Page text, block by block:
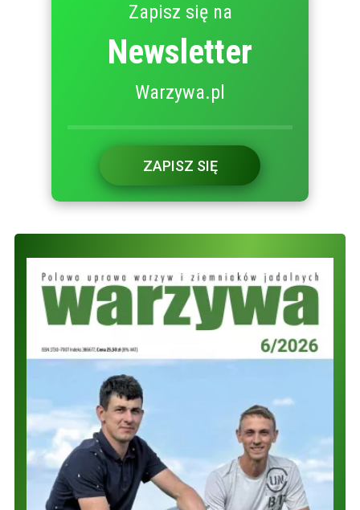
Zapisz się na
Newsletter
Warzywa.pl
ZAPISZ SIĘ